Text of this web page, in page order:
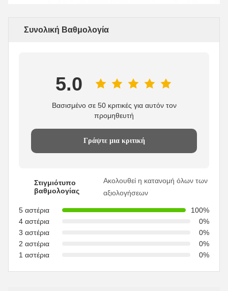
Συνολική Βαθμολογία
5.0
Βασισμένο σε 50 κριτικές για αυτόν τον
προμηθευτή
Γράψτε μια κριτική
Στιγμιότυπο
βαθμολογίας
Ακολουθεί η κατανομή όλων των
αξιολογήσεων
5 αστέρια
100%
4 αστέρια
0%
3 αστέρια
0%
2 αστέρια
0%
1 αστέρια
0%